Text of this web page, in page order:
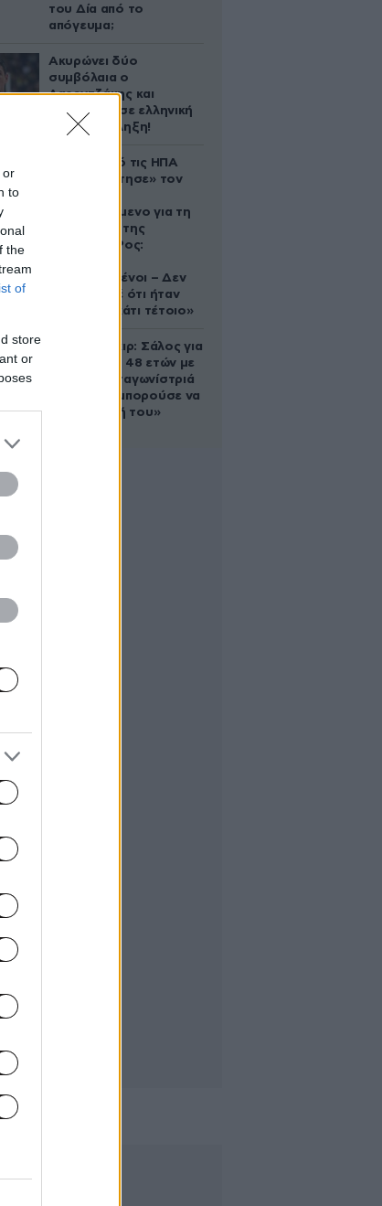
or
to
the
of
store
or
του Δία από το
απόγευμα;
Ακυρώνει δύο
συμβόλαια ο
Λαρεντζάκης και
υπογράφει σε ελληνική
ομάδα-έκπληξη!
Ζευγάρι από τις ΗΠΑ
που «υιοθέτησε» τον
κατηγορούμενο για τη
δολοφονία της
Ελίζαμπεθ Ρος:
συντετριμμένοι – Δεν
έδειξε ποτέ ότι ήταν
ικανός για κάτι τέτοιο»
Ρίτσαρντ Γκιρ: Σάλος για
τη διαφορά 48 ετών με
τη συμπρωταγωνίστριά
του – «Θα μπορούσε να
είναι εγγονή του»